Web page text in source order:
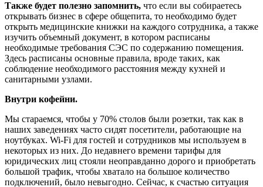
Также будет полезно запомнить, что если вы собираетесь
открывать бизнес в сфере общепита, то необходимо будет
открыть медицинские книжки на каждого сотрудника, а также
изучить объемный документ, в котором расписаны
необходимые требования СЭС по содержанию помещения.
Здесь расписаны основные правила, вроде таких, как
соблюдение необходимого расстояния между кухней и
санитарными узлами.
Внутри кофейни.
Мы стараемся, чтобы у 70% столов были розетки, так как в
наших заведениях часто сидят посетители, работающие на
ноутбуках. Wi-Fi для гостей и сотрудников мы используем в
некоторых из них. До недавнего времени тарифы для
юридических лиц стояли неоправданно дорого и приобретать
большой трафик, чтобы хватало на большое количество
подключений, было невыгодно. Сейчас, к счастью ситуация